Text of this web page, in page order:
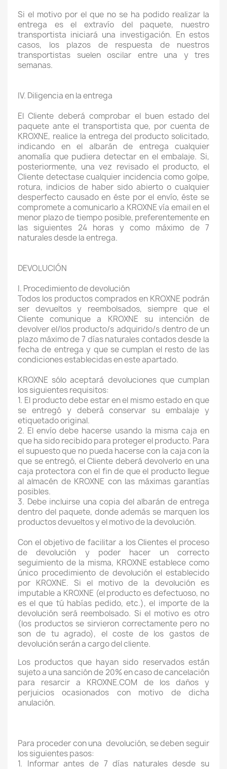
Si el motivo por el que no se ha podido realizar la
entrega es el extravío del paquete, nuestro
transportista iniciará una investigación. En estos
casos, los plazos de respuesta de nuestros
transportistas suelen oscilar entre una y tres
semanas.
IV. Diligencia en la entrega
El Cliente deberá comprobar el buen estado del
paquete ante el transportista que, por cuenta de
KROXNE, realice la entrega del producto solicitado,
indicando en el albarán de entrega cualquier
anomalía que pudiera detectar en el embalaje. Si,
posteriormente, una vez revisado el producto, el
Cliente detectase cualquier incidencia como golpe,
rotura, indicios de haber sido abierto o cualquier
desperfecto causado en éste por el envío, éste se
compromete a comunicarlo a KROXNE vía email en el
menor plazo de tiempo posible, preferentemente en
las siguientes 24 horas y como máximo de 7
naturales desde la entrega.
DEVOLUCIÓN
I. Procedimiento de devolución
Todos los productos comprados en KROXNE podrán
ser devueltos y reembolsados, siempre que el
Cliente comunique a KROXNE su intención de
devolver el/los producto/s adquirido/s dentro de un
plazo máximo de 7 días naturales contados desde la
fecha de entrega y que se cumplan el resto de las
condiciones establecidas en este apartado.
KROXNE sólo aceptará devoluciones que cumplan
los siguientes requisitos:
1. El producto debe estar en el mismo estado en que
se entregó y deberá conservar su embalaje y
etiquetado original.
2. El envío debe hacerse usando la misma caja en
que ha sido recibido para proteger el producto. Para
el supuesto que no pueda hacerse con la caja con la
que se entregó, el Cliente deberá devolverlo en una
caja protectora con el fin de que el producto llegue
al almacén de KROXNE con las máximas garantías
posibles.
3. Debe incluirse una copia del albarán de entrega
dentro del paquete, donde además se marquen los
productos devueltos y el motivo de la devolución.
Con el objetivo de facilitar a los Clientes el proceso
de devolución y poder hacer un correcto
seguimiento de la misma, KROXNE establece como
único procedimiento de devolución el establecido
por KROXNE. Si el motivo de la devolución es
imputable a KROXNE (el producto es defectuoso, no
es el que tú habías pedido, etc.), el importe de la
devolución será reembolsado. Si el motivo es otro
(los productos se sirvieron correctamente pero no
son de tu agrado), el coste de los gastos de
devolución serán a cargo del cliente.
Los productos que hayan sido reservados están
sujeto a una sanción de 20% en caso de cancelación
para resarcir a KROXNE.COM de los daños y
perjuicios ocasionados con motivo de dicha
anulación.
Para proceder con una devolución, se deben seguir
los siguientes pasos:
1. Informar antes de 7 días naturales desde su